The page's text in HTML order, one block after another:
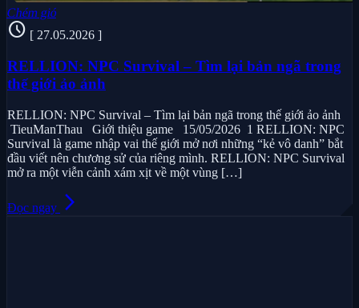
Chém gió
schedule [ 27.05.2026 ]
RELLION: NPC Survival – Tìm lại bản ngã trong
thế giới ảo ảnh
RELLION: NPC Survival – Tìm lại bản ngã trong thế giới ảo ảnh
TieuManThau Giới thiệu game 15/05/2026 1 RELLION: NPC
Survival là game nhập vai thế giới mở nơi những “kẻ vô danh” bắt
đầu viết nên chương sử của riêng mình. RELLION: NPC Survival
mở ra một viễn cảnh xám xịt về một vùng […]
Đọc ngay arrow_forward_ios